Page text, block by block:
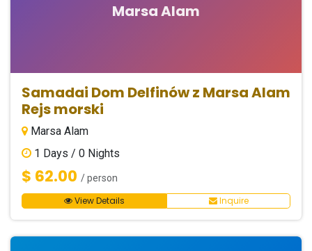
Marsa Alam
Samadai Dom Delfinów z Marsa Alam
Rejs morski
Marsa Alam
1 Days / 0 Nights
$ 62.00 / person
View Details Inquire